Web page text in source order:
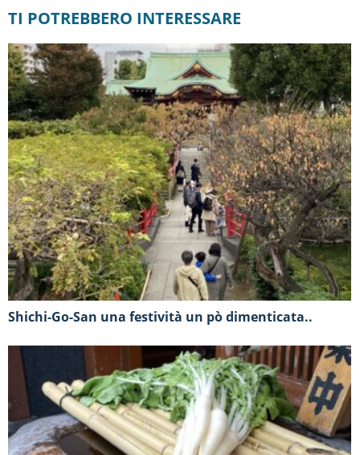
TI POTREBBERO INTERESSARE
Shichi-Go-San una festività un pò dimenticata..